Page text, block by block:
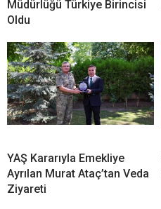
Müdürlüğü Türkiye Birincisi
Oldu
YAŞ Kararıyla Emekliye
Ayrılan Murat Ataç’tan Veda
Ziyareti